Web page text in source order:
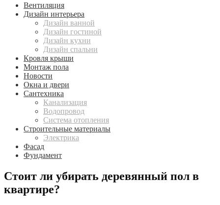
Вентиляция
Дизайн интерьера
Дизайн ванной
Дизайн гостиной
Дизайн кухни
Дизайн спальни
Кровля крыши
Монтаж пола
Новости
Окна и двери
Сантехника
Канализация
Водопровод
Система отопления
Строительные материалы
Электрика
Фасад
Фундамент
Стоит ли убирать деревянный пол в
квартире?